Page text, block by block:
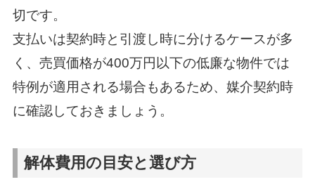
切です。
支払いは契約時と引渡し時に分けるケースが多
く、売買価格が400万円以下の低廉な物件では
特例が適用される場合もあるため、媒介契約時
に確認しておきましょう。
解体費用の目安と選び方